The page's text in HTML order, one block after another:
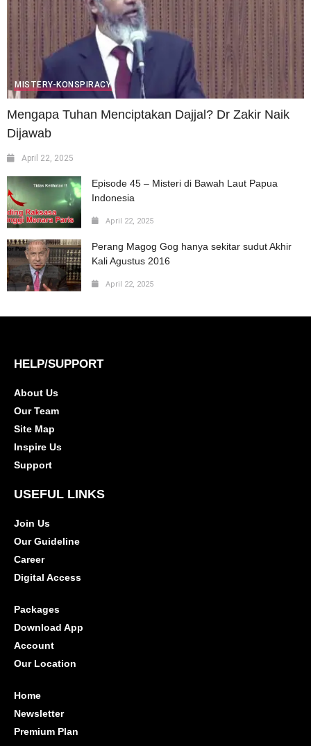
MISTERY-KONSPIRACY
Mengapa Tuhan Menciptakan Dajjal? Dr Zakir Naik
Dijawab
April 22, 2025
Episode 45 – Misteri di Bawah Laut Papua
Indonesia
April 22, 2025
Perang Magog Gog hanya sekitar sudut Akhir
Kali Agustus 2016
April 22, 2025
HELP/SUPPORT
About Us
Our Team
Site Map
Inspire Us
Support
USEFUL LINKS
Join Us
Our Guideline
Career
Digital Access
Packages
Download App
Account
Our Location
Home
Newsletter
Premium Plan